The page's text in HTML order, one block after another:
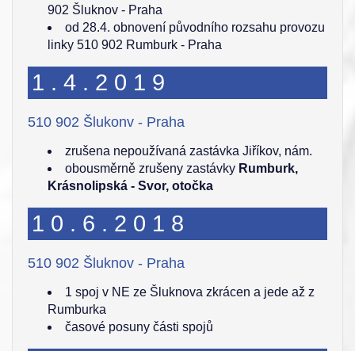
902 Šluknov - Praha
od 28.4. obnovení původního rozsahu provozu
linky 510 902 Rumburk - Praha
1.4.2019
510 902 Šlukonv - Praha
zrušena nepoužívaná zastávka Jiříkov, nám.
obousměrně zrušeny zastávky Rumburk,
Krásnolipská - Svor, otočka
10.6.2018
510 902 Šluknov - Praha
1 spoj v NE ze Šluknova zkrácen a jede až z
Rumburka
časové posuny části spojů